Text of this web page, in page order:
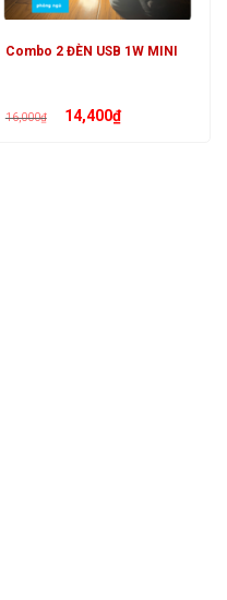
Combo 2 ĐÈN USB 1W MINI
16,000₫ Giá
gốc14,400₫Giá
hiện